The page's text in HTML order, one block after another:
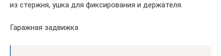
из стержня, ушка для фиксирования и держателя.
Гаражная задвижка